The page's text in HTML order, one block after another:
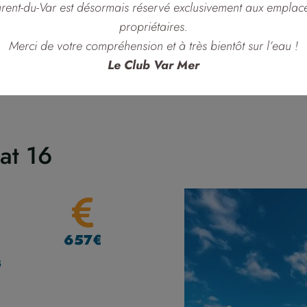
+ l’adhésion au club (60€ adulte et 50€
16
657€
du-Var est désormais réservé exclusivement aux
propriétaires.
Merci de votre compréhension et à très bientôt sur l’eau !
Le Club Var Mer